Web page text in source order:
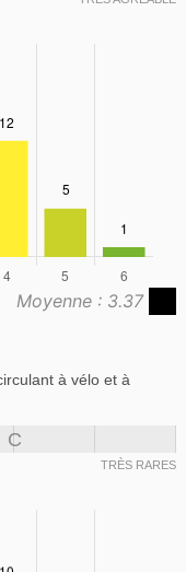
Moyenne : 3.37
à vélo et à
C
TRÈS RARES